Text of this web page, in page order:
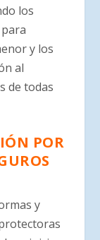
los
para
y los
al
de todas
POR
y